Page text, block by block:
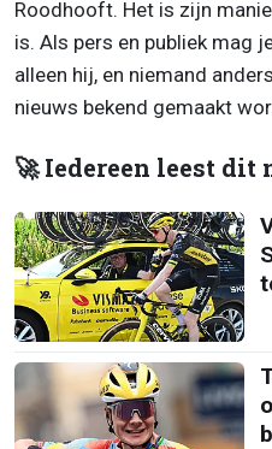
Roodhooft. Het is zijn
is. Als pers en publiek mag
alleen hij, en niemand
nieuws bekend gemaakt
🚀 Iedereen leest dit